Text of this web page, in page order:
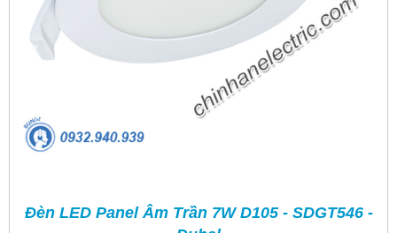
Đèn LED Panel Âm Trần 7W D105 - SDGT546 -